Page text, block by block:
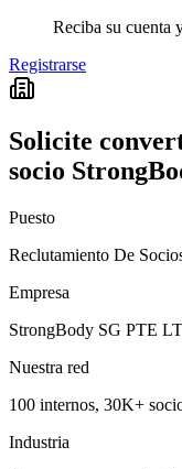
Reciba su cuenta
Registrarse
Solicite
socio
Puesto
Reclutamiento De
Empresa
StrongBody SG PTE
Nuestra red
100 internos, 30K+
Industria